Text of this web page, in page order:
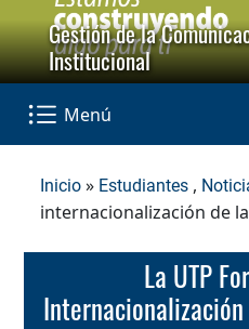
Gestión de la
Institucional
Menú
Inicio » Estudiantes ,
internacionalización de
La UTP Fortalece La